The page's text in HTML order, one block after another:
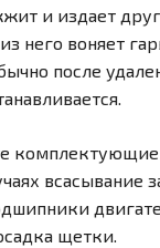
и издает
него воняет
после
комплектующие
всасывание
щетки.